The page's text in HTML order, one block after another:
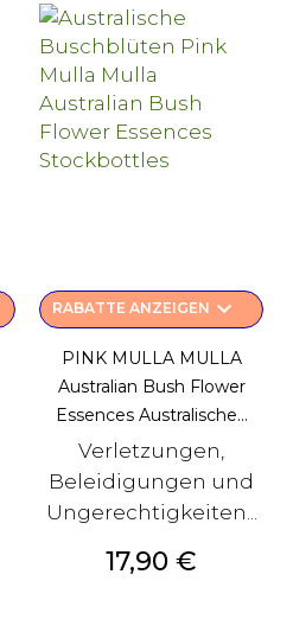
RABATTE ANZEIGEN keyboard_arrow_down
PINK MULLA MULLA
Australian Bush Flower
Essences Australische...
Verletzungen,
Beleidigungen und
Ungerechtigkeiten...
Preis
17,90 €